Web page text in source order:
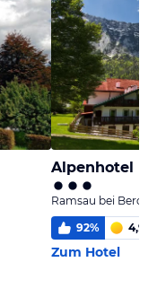
Alpenhotel
Ramsau bei
92% 4,9
Zum Hotel